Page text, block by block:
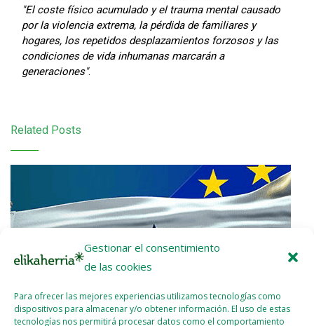
Gestionar el consentimiento
de las cookies
Para ofrecer las mejores experiencias utilizamos tecnologías como
dispositivos para almacenar y/o obtener información. El uso de estas
tecnologías nos permitirá procesar datos como el comportamiento
"El coste físico acumulado y el trauma mental causado
por la violencia extrema, la pérdida de familiares y
hogares, los repetidos desplazamientos forzosos y las
condiciones de vida inhumanas marcarán a
generaciones".
Related Posts